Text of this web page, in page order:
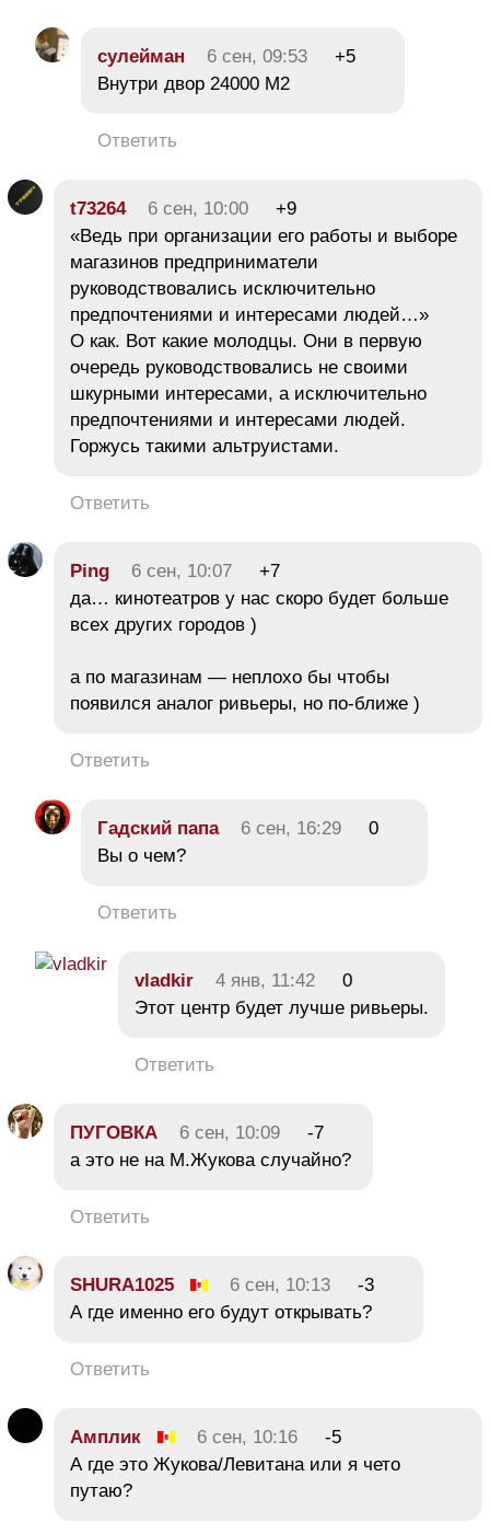
сулейман 6 сен, 09:53
+5
Внутри двор 24000 М2
Ответить
t73264 6 сен, 10:00
+9
«Ведь при организации его работы и выборе
магазинов предприниматели
руководствовались исключительно
предпочтениями и интересами людей…»
О как. Вот какие молодцы. Они в первую
очередь руководствовались не своими
шкурными интересами, а исключительно
предпочтениями и интересами людей.
Горжусь такими альтруистами.
Ответить
Ping 6 сен, 10:07
+7
да… кинотеатров у нас скоро будет больше
всех других городов )
а по магазинам — неплохо бы чтобы
появился аналог ривьеры, но по-ближе )
Ответить
Гадский папа 6 сен, 16:29
0
Вы о чем?
Ответить
vladkir 4 янв, 11:42
0
Этот центр будет лучше ривьеры.
Ответить
ПУГОВКА 6 сен, 10:09
-7
а это не на М.Жукова случайно?
Ответить
SHURA1025 6 сен, 10:13
-3
А где именно его будут открывать?
Ответить
Амплик 6 сен, 10:16
-5
А где это Жукова/Левитана или я чето
путаю?